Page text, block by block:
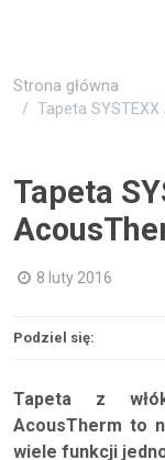
Strona główna
Tapeta
Tapeta
8 luty 2016
Podziel się:
Tapeta z
AcousTherm to
wiele funkcji